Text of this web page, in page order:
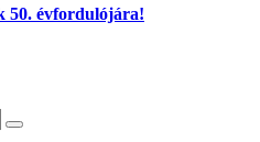
50. évfordulójára!